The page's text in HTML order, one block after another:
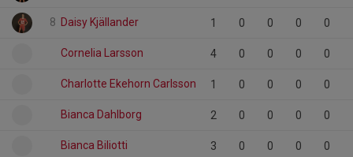
8 Daisy Kjällander 1 0 0 0 0
Cornelia Larsson 4 0 0 0 0
Charlotte Ekehorn Carlsson 1 0 0 0 0
Bianca Dahlborg 2 0 0 0 0
Bianca Biliotti 3 0 0 0 0